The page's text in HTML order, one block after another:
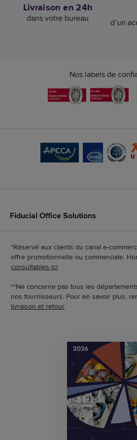
Livraison en 24h
dans votre bureau
d’un
Nos labels de
Fiducial Office Solutions
*Réservé aux clients du canal e-
offre promotionnelle ou commerciale.
consultables ici
**Ne concerne pas tous les
nos fournisseurs. Pour en savoir plus,
livraison et retour